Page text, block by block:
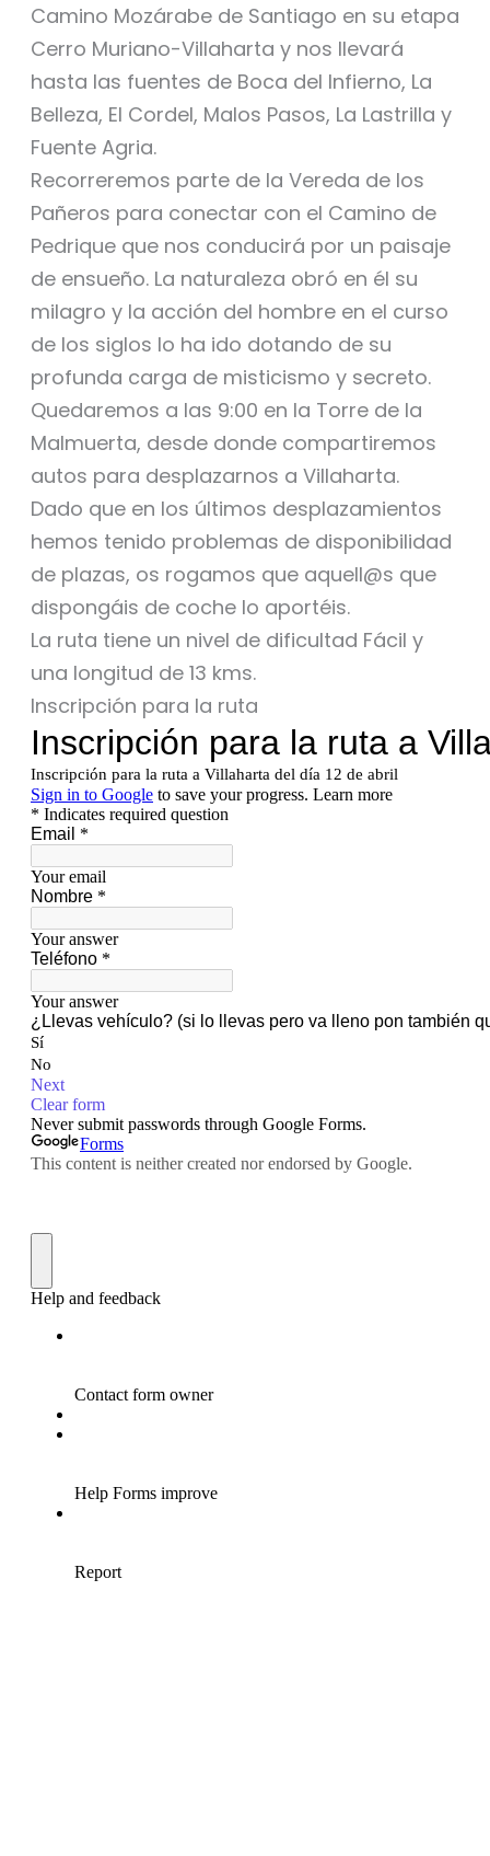
Camino Mozárabe de Santiago en su etapa
Cerro Muriano-Villaharta y nos llevará
hasta las fuentes de Boca del Infierno, La
Belleza, El Cordel, Malos Pasos, La Lastrilla y
Fuente Agria.
Recorreremos parte de la Vereda de los
Pañeros para conectar con el Camino de
Pedrique que nos conducirá por un paisaje
de ensueño. La naturaleza obró en él su
milagro y la acción del hombre en el curso
de los siglos lo ha ido dotando de su
profunda carga de misticismo y secreto.
Quedaremos a las 9:00 en la Torre de la
Malmuerta, desde donde compartiremos
autos para desplazarnos a Villaharta.
Dado que en los últimos desplazamientos
hemos tenido problemas de disponibilidad
de plazas, os rogamos que aquell@s que
dispongáis de coche lo aportéis.
La ruta tiene un nivel de dificultad Fácil y
una longitud de 13 kms.
Inscripción para la ruta